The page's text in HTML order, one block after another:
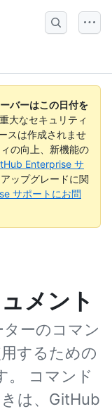
バーはこの日付を
重大なセキュリティ
スは作成されませ
の向上、新機能の
Enterprise サ
ップグレードに関
サポートにお問
メント
ーのコマン
するための
。 コマンド
は、GitHub